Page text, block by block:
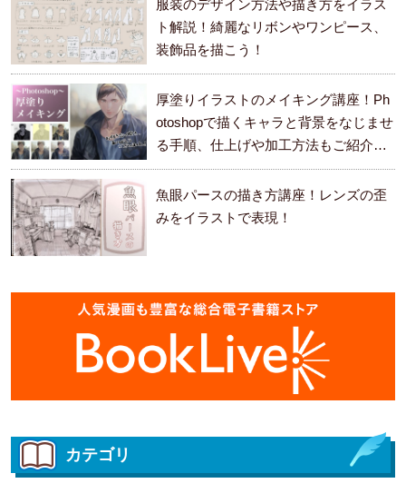
服装のデザイン方法や描き方をイラス
ト解説！綺麗なリボンやワンピース、
装飾品を描こう！
厚塗りイラストのメイキング講座！Ph
otoshopで描くキャラと背景をなじませ
る手順、仕上げや加工方法もご紹介し
ます。
魚眼パースの描き方講座！レンズの歪
みをイラストで表現！
カテゴリ